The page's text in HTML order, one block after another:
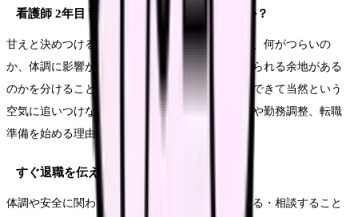
看護師 2年目 辞めたいで悩むのは甘えですか？
甘えと決めつける必要はありません。大切なのは、何がつらいの
か、体調に影響が出ているのか、今の職場で変えられる余地がある
のかを分けることです。教育の段階移行が急で、できて当然という
空気に追いつけないことが続いているなら、相談や勤務調整、転職
準備を始める理由になります。
すぐ退職を伝えてもいいですか？
体調や安全に関わる状態なら、まず休む・受診する・相談すること